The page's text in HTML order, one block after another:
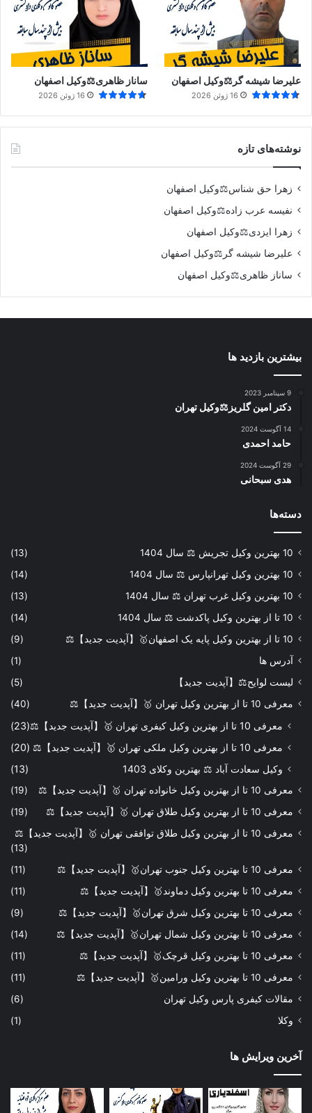
علیرضا شیشه گر⚖️وکیل اصفهان
16 ژوئن 2026
ساناز ظاهری⚖️وکیل اصفهان
16 ژوئن 2026
نوشته‌های تازه
زهرا حق شناس⚖️وکیل اصفهان
نفیسه عرب زاده⚖️وکیل اصفهان
زهرا ایزدی⚖️وکیل اصفهان
علیرضا شیشه گر⚖️وکیل اصفهان
ساناز ظاهری⚖️وکیل اصفهان
بیشترین بازدید ها
9 سپتامبر 2023
دکتر امین گلریز⚖️وکیل تهران
14 آگوست 2024
حامد احمدی
29 آگوست 2024
هدی سبحانی
دسته‌ها
10 بهترین وکیل تجریش ⚖️ سال 1404
(13)
10 بهترین وکیل تهرانپارس ⚖️ سال 1404
(14)
10 بهترین وکیل غرب تهران ⚖️ سال 1404
(13)
10 تا از بهترین وکیل پاکدشت ⚖️ سال 1404
(14)
10 تا از بهترین وکیل پایه یک اصفهان🥇【آپدیت جدید】⚖️
(9)
آدرس ها
(1)
لیست لوایح⚖️【آپدیت جدید】
(5)
معرفی 10 تا از بهترین وکیل تهران 🥇【آپدیت جدید】⚖️
(40)
معرفی 10 تا از بهترین وکیل کیفری تهران 🥇【آپدیت جدید】⚖️
(23)
معرفی 10 تا از بهترین وکیل ملکی تهران 🥇【آپدیت جدید】⚖️
(20)
وکیل سعادت آباد ⚖️ بهترین وکلای 1403
(13)
معرفی 10 تا از بهترین وکیل خانواده تهران 🥇【آپدیت جدید】⚖️
(19)
معرفی 10 تا از بهترین وکیل طلاق تهران 🥇【آپدیت جدید】⚖️
(19)
معرفی 10 تا از بهترین وکیل طلاق توافقی تهران 🥇【آپدیت جدید】⚖️
(13)
معرفی 10 تا بهترین وکیل جنوب تهران🥇【آپدیت جدید】⚖️
(11)
معرفی 10 تا بهترین وکیل دماوند🥇【آپدیت جدید】⚖️
(11)
معرفی 10 تا بهترین وکیل شرق تهران🥇【آپدیت جدید】⚖️
(9)
معرفی 10 تا بهترین وکیل شمال تهران🥇【آپدیت جدید】⚖️
(14)
معرفی 10 تا بهترین وکیل قرچک🥇【آپدیت جدید】⚖️
(11)
معرفی 10 تا بهترین وکیل ورامین🥇【آپدیت جدید】⚖️
(11)
مقالات کیفری پارس وکیل تهران
(6)
وکلا
(1)
آخرین ویرایش ها